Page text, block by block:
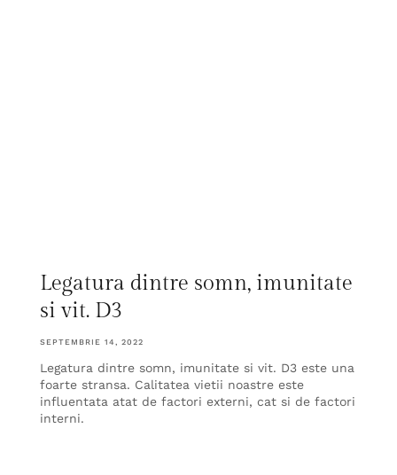
Legatura dintre somn, imunitate
si vit. D3
SEPTEMBRIE 14, 2022
Legatura dintre somn, imunitate si vit. D3 este una
foarte stransa. Calitatea vietii noastre este
influentata atat de factori externi, cat si de factori
interni.